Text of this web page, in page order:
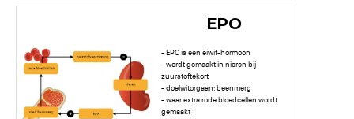
EPO
- EPO is een eiwit-hormoon
- wordt gemaakt in nieren bij
zuurstoftekort
- doelwitorgaan: beenmerg
- waar extra rode bloedcellen wordt
gemaakt